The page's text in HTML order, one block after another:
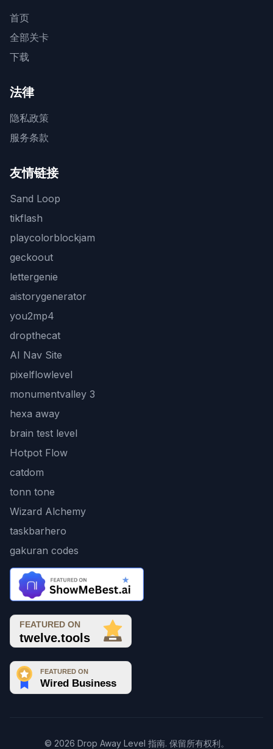
首页
全部关卡
下载
法律
隐私政策
服务条款
友情链接
Sand Loop
tikflash
playcolorblockjam
geckoout
lettergenie
aistorygenerator
you2mp4
dropthecat
AI Nav Site
pixelflowlevel
monumentvalley 3
hexa away
brain test level
Hotpot Flow
catdom
tonn tone
Wizard Alchemy
taskbarhero
gakuran codes
© 2026 Drop Away Level 指南. 保留所有权利。